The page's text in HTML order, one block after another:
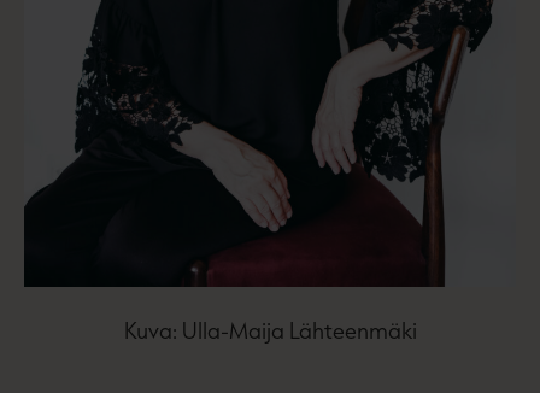
Kuva: Ulla-Maija Lähteenmäki